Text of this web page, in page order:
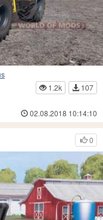
1.2k
107
02.08.2018 10:14:10
0